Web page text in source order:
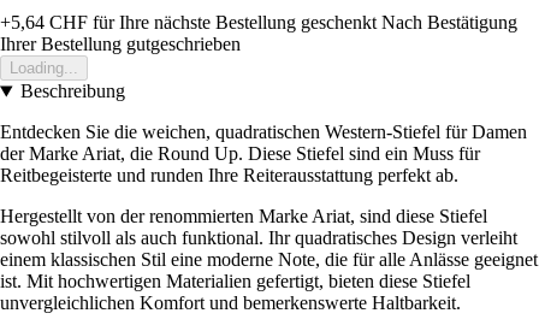
+5,64 CHF für Ihre nächste Bestellung geschenkt Nach Bestätigung
Ihrer Bestellung gutgeschrieben
Loading...
Beschreibung
Entdecken Sie die weichen, quadratischen Western-Stiefel für Damen
der Marke Ariat, die Round Up. Diese Stiefel sind ein Muss für
Reitbegeisterte und runden Ihre Reiterausstattung perfekt ab.
Hergestellt von der renommierten Marke Ariat, sind diese Stiefel
sowohl stilvoll als auch funktional. Ihr quadratisches Design verleiht
einem klassischen Stil eine moderne Note, die für alle Anlässe geeignet
ist. Mit hochwertigen Materialien gefertigt, bieten diese Stiefel
unvergleichlichen Komfort und bemerkenswerte Haltbarkeit.